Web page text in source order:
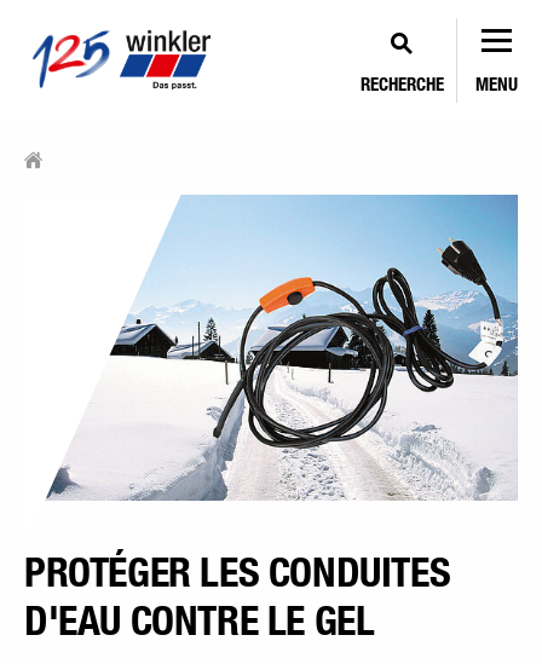
RECHERCHE MENU
PROTÉGER LES CONDUITES
D'EAU CONTRE LE GEL